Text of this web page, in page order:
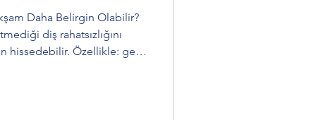
Daha Belirgin Olabilir?
diş rahatsızlığını
hissedebilir. Özellikle: gece